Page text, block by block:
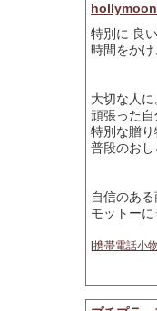
hollymoon
特別に 良
時間をか
大切な人に
頑張った自
特別な贈り
普段のおし
自信のあ
モットー
[携帯電話小物